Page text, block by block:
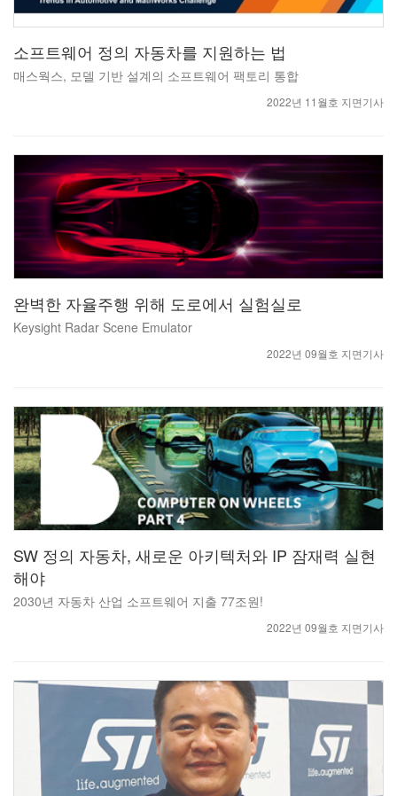
소프트웨어 정의 자동차를 지원하는 법
매스웍스, 모델 기반 설계의 소프트웨어 팩토리 통합
2022년 11월호 지면기사
완벽한 자율주행 위해 도로에서 실험실로
Keysight Radar Scene Emulator
2022년 09월호 지면기사
SW 정의 자동차, 새로운 아키텍처와 IP 잠재력 실현
해야
2030년 자동차 산업 소프트웨어 지출 77조원!
2022년 09월호 지면기사